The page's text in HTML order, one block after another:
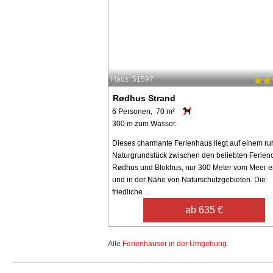
Haus: 51597
Rødhus Strand
6 Personen, 70 m²
300 m zum Wasser.
Dieses charmante Ferienhaus liegt auf einem
Naturgrundstück zwischen den beliebten
Rødhus und Blokhus, nur 300 Meter vom Meer
und in der Nähe von Naturschutzgebieten. Die
friedliche ...
ab 635 €
Alle Ferienhäuser in der Umgebung